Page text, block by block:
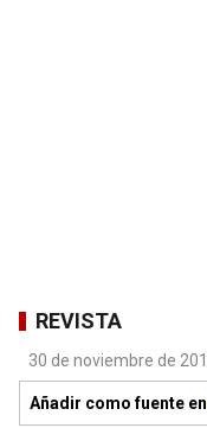
REVISTA
30 de noviembre de
Añadir como fuente en